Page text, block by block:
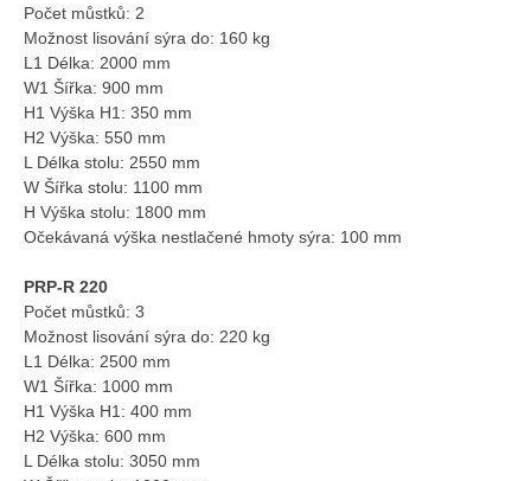
Počet můstků: 2
Možnost lisování sýra do: 160 kg
L1 Délka: 2000 mm
W1 Šířka: 900 mm
H1 Výška H1: 350 mm
H2 Výška: 550 mm
L Délka stolu: 2550 mm
W Šířka stolu: 1100 mm
H Výška stolu: 1800 mm
Očekávaná výška nestlačené hmoty sýra: 100 mm
PRP-R 220
Počet můstků: 3
Možnost lisování sýra do: 220 kg
L1 Délka: 2500 mm
W1 Šířka: 1000 mm
H1 Výška H1: 400 mm
H2 Výška: 600 mm
L Délka stolu: 3050 mm